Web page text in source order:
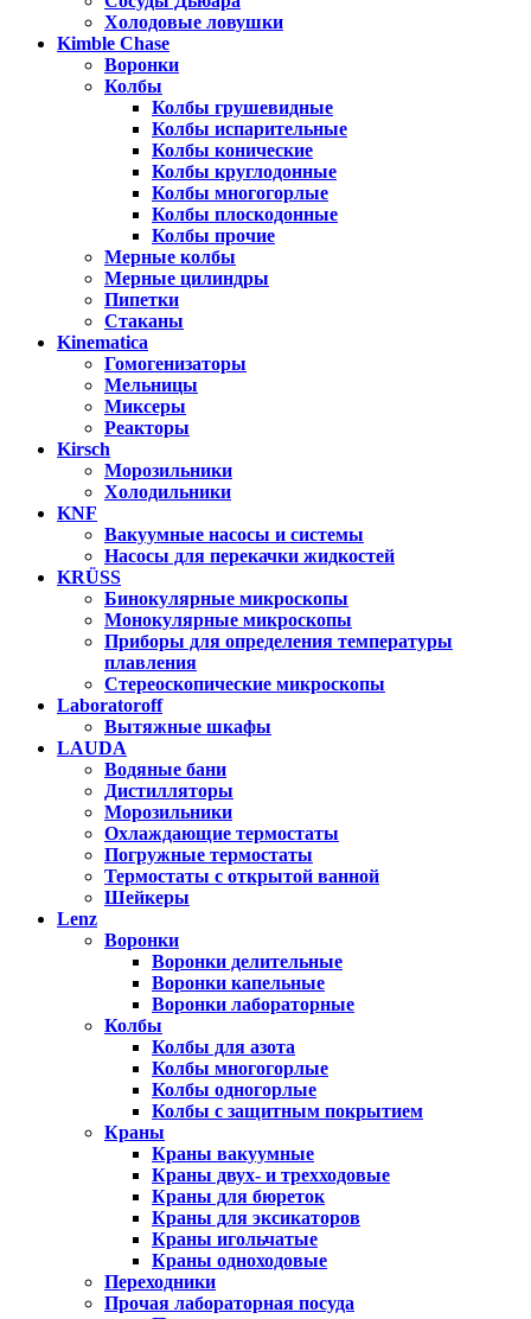
Холодовые ловушки
Kimble Chase
Воронки
Колбы
Колбы грушевидные
Колбы испарительные
Колбы конические
Колбы круглодонные
Колбы многогорлые
Колбы плоскодонные
Колбы прочие
Мерные колбы
Мерные цилиндры
Пипетки
Стаканы
Kinematica
Гомогенизаторы
Мельницы
Миксеры
Реакторы
Kirsch
Морозильники
Холодильники
KNF
Вакуумные насосы и системы
Насосы для перекачки жидкостей
KRÜSS
Бинокулярные микроскопы
Монокулярные микроскопы
Приборы для определения температуры
плавления
Стереоскопические микроскопы
Laboratoroff
Вытяжные шкафы
LAUDA
Водяные бани
Дистилляторы
Морозильники
Охлаждающие термостаты
Погружные термостаты
Термостаты с открытой ванной
Шейкеры
Lenz
Воронки
Воронки делительные
Воронки капельные
Воронки лабораторные
Колбы
Колбы для азота
Колбы многогорлые
Колбы одногорлые
Колбы с защитным покрытием
Краны
Краны вакуумные
Краны двух- и трехходовые
Краны для бюреток
Краны для эксикаторов
Краны игольчатые
Краны одноходовые
Переходники
Прочая лабораторная посуда